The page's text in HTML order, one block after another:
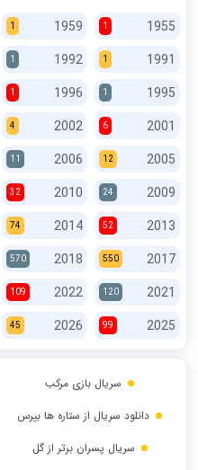
1955
1
1959
1
1991
1
1992
1
1995
1
1996
1
2001
6
2002
4
2005
12
2006
11
2009
24
2010
32
2013
52
2014
74
2017
550
2018
570
2021
120
2022
109
2025
99
2026
45
سریال بازی مرکب
دانلود سریال از ستاره ها بپرس
سریال پسران برتر از گل